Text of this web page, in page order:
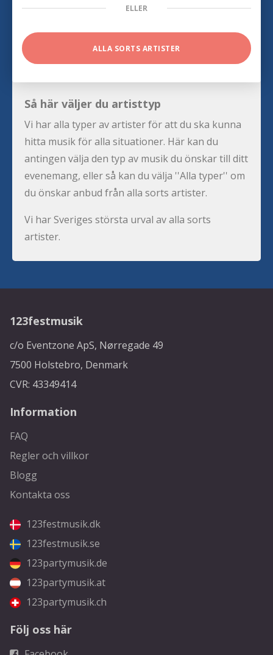
ELLER
ALLA SORTS ARTISTER
Så här väljer du artisttyp
Vi har alla typer av artister för att du ska kunna
hitta musik för alla situationer. Här kan du
antingen välja den typ av musik du önskar till ditt
evenemang, eller så kan du välja ''Alla typer'' om
du önskar anbud från alla sorts artister.
Vi har Sveriges största urval av alla sorts
artister.
123festmusik
c/o Eventzone ApS, Nørregade 49
7500 Holstebro, Denmark
CVR: 43349414
Information
FAQ
Regler och villkor
Blogg
Kontakta oss
123festmusik.dk
123festmusik.se
123partymusik.de
123partymusik.at
123partymusik.ch
Följ oss här